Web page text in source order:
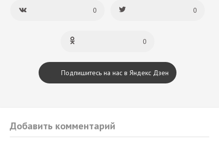
0 0
0
Подпишитесь на нас в Яндекс Дзен
Добавить комментарий